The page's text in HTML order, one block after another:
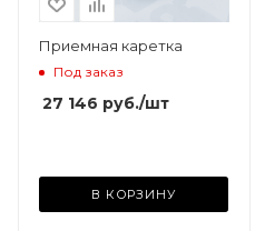
Приемная каретка
Под заказ
27 146 руб./шт
В КОРЗИНУ